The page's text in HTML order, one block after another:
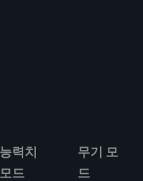
능력치
모드
무기 모
드